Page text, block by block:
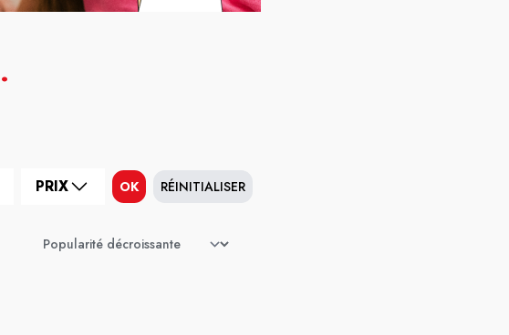
.
PRIX OK RÉINITIALISER